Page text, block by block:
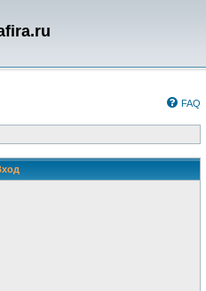
FAQ